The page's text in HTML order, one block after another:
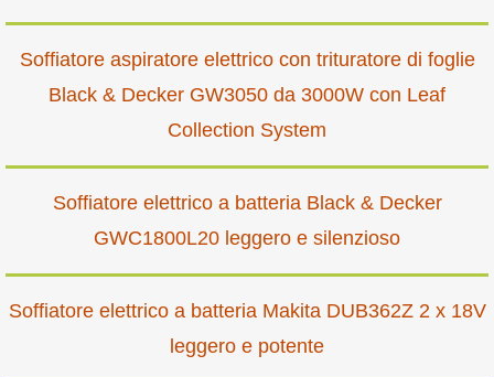
Soffiatore aspiratore elettrico con trituratore di foglie
Black & Decker GW3050 da 3000W con Leaf
Collection System
Soffiatore elettrico a batteria Black & Decker
GWC1800L20 leggero e silenzioso
Soffiatore elettrico a batteria Makita DUB362Z 2 x 18V
leggero e potente